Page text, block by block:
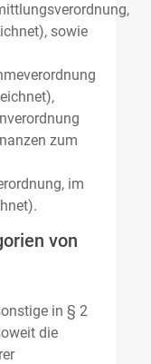
sowie
zum
im
von
in § 2
die